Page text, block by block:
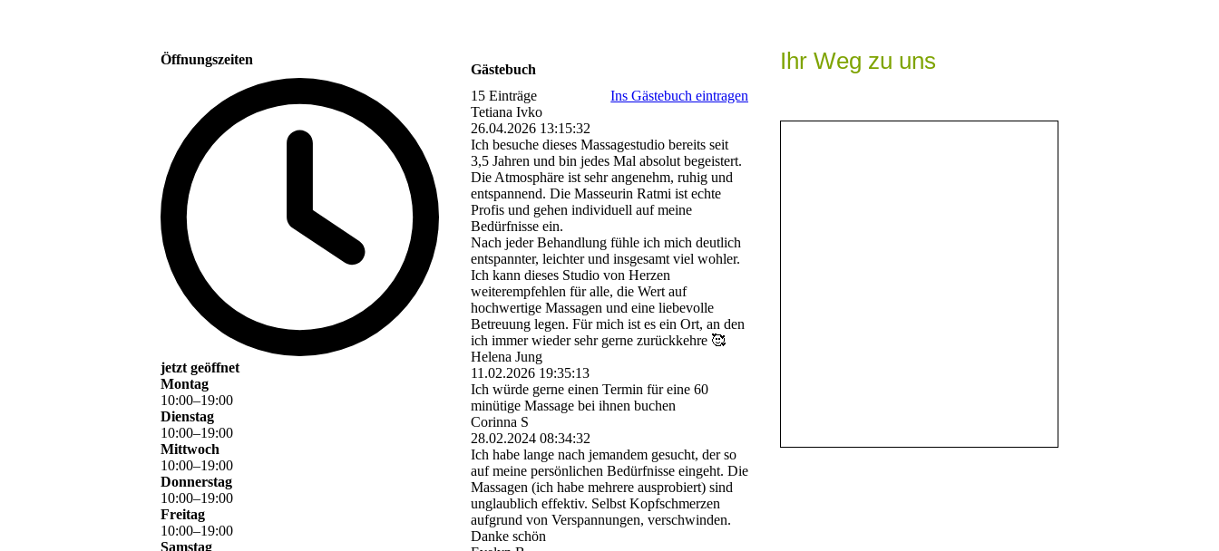
Öffnungszeiten
jetzt geöffnet
Montag
10:00–19:00
Dienstag
10:00–19:00
Mittwoch
10:00–19:00
Donnerstag
10:00–19:00
Freitag
10:00–19:00
Samstag
Gästebuch
15 Einträge
Ins Gästebuch eintragen
Tetiana Ivko
26.04.2026 13:15:32
Ich besuche dieses Massagestudio bereits seit
3,5 Jahren und bin jedes Mal absolut begeistert.
Die Atmosphäre ist sehr angenehm, ruhig und
entspannend. Die Masseurin Ratmi ist echte
Profis und gehen individuell auf meine
Bedürfnisse ein.
Nach jeder Behandlung fühle ich mich deutlich
entspannter, leichter und insgesamt viel wohler.
Ich kann dieses Studio von Herzen
weiterempfehlen für alle, die Wert auf
hochwertige Massagen und eine liebevolle
Betreuung legen. Für mich ist es ein Ort, an den
ich immer wieder sehr gerne zurückkehre 🥰
Helena Jung
11.02.2026 19:35:13
Ich würde gerne einen Termin für eine 60
minütige Massage bei ihnen buchen
Corinna S
28.02.2024 08:34:32
Ich habe lange nach jemandem gesucht, der so
auf meine persönlichen Bedürfnisse eingeht. Die
Massagen (ich habe mehrere ausprobiert) sind
unglaublich effektiv. Selbst Kopfschmerzen
aufgrund von Verspannungen, verschwinden.
Danke schön
Ihr Weg zu uns